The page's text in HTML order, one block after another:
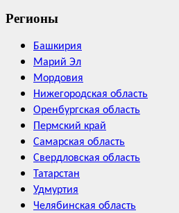
Регионы
Башкирия
Марий Эл
Мордовия
Нижегородская область
Оренбургская область
Пермский край
Самарская область
Свердловская область
Татарстан
Удмуртия
Челябинская область